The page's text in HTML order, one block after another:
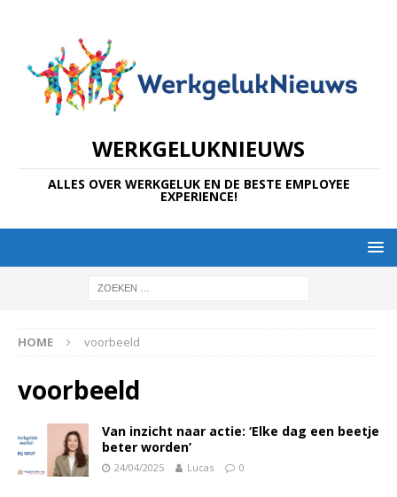
WERKGELUKNIEUWS
ALLES OVER WERKGELUK EN DE BESTE EMPLOYEE
EXPERIENCE!
HOME voorbeeld
voorbeeld
Van inzicht naar actie: ‘Elke dag een beetje
beter worden’
24/04/2025 Lucas 0